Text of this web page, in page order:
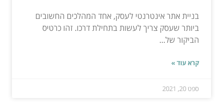
בניית אתר אינטרנטי לעסק, אחד המהלכים החשובים
ביותר שעסק צריך לעשות בתחילת דרכו. זהו כרטיס
הביקור של...
קרא עוד »
ספט 20, 2021